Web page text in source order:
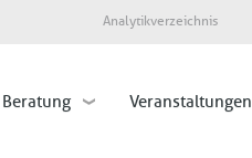
Analytikverzeichnis
Veranstaltungen